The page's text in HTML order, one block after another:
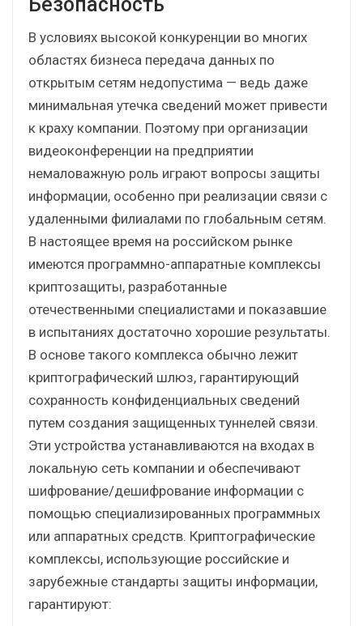
В условиях высокой конкуренции во многих
областях бизнеса передача данных по
открытым сетям недопустима — ведь даже
минимальная утечка сведений может привести
к краху компании. Поэтому при организации
видеоконференции на предприятии
немаловажную роль играют вопросы защиты
информации, особенно при реализации связи с
удаленными филиалами по глобальным сетям.
В настоящее время на российском рынке
имеются программно-аппаратные комплексы
криптозащиты, разработанные
отечественными специалистами и показавшие
в испытаниях достаточно хорошие результаты.
В основе такого комплекса обычно лежит
криптографический шлюз, гарантирующий
сохранность конфиденциальных сведений
путем создания защищенных туннелей связи.
Эти устройства устанавливаются на входах в
локальную сеть компании и обеспечивают
шифрование/дешифрование информации с
помощью специализированных программных
или аппаратных средств. Криптографические
комплексы, использующие российские и
зарубежные стандарты защиты информации,
гарантируют: